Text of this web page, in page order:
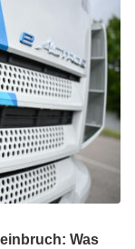
Was